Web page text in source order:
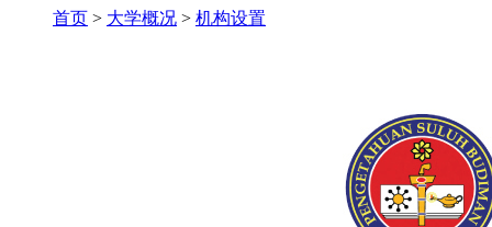
首页 > 大学概况 > 机构设置